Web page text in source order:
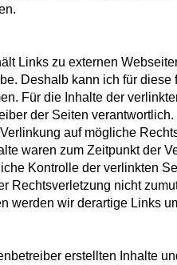
Links zu externen
Deshalb kann ich für diese
Für die Inhalte der
der Seiten
auf mögliche
waren zum Zeitpunkt der
Kontrolle der verlinkten
Rechtsverletzung nicht
werden wir derartige Links
erstellten Inhalte